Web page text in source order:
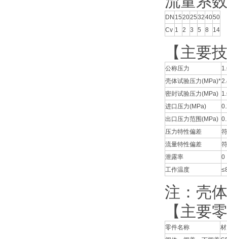
DN 152025324050
Cv 1 2 3 5 8 14
【主要
公称压力
壳体试验压力(MPa)*
密封试验压力(MPa)
进口压力(MPa)
出口压力范围(MPa)
压力特性偏差
流量特性偏差
泄露率
0
工作温度
注：壳
【主要
零件名称